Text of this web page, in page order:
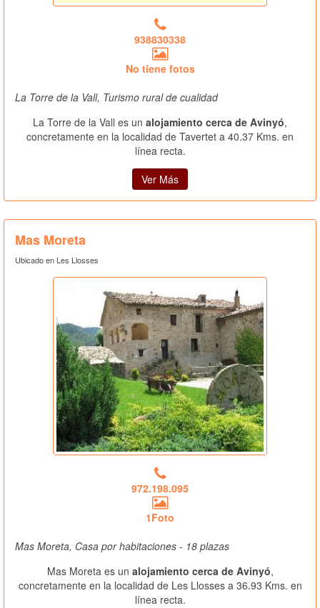
938830338
No tiene fotos
La Torre de la Vall, Turismo rural de cualidad
La Torre de la Vall es un alojamiento cerca de Avinyó,
concretamente en la localidad de Tavertet a 40.37 Kms. en
línea recta.
Ver Más
Mas Moreta
Ubicado en Les Llosses
972.198.095
1Foto
Mas Moreta, Casa por habitaciones - 18 plazas
Mas Moreta es un alojamiento cerca de Avinyó,
concretamente en la localidad de Les Llosses a 36.93 Kms. en
línea recta.